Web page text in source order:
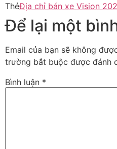
ThẻĐịa chỉ bán xe Vision
Để lại một
Email của bạn sẽ không
trường bắt buộc được đánh
Bình luận *